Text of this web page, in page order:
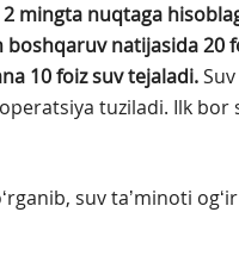
mingta nuqtaga
natijasida 20
10 foiz suv tejaladi.
tuziladi. Ilk bor
suv taʼminoti